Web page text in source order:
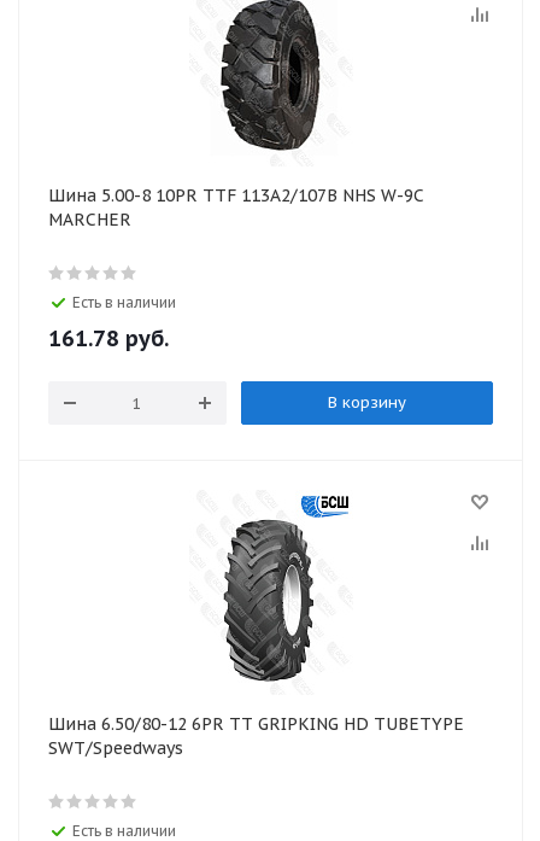
Шина 5.00-8 10PR TTF 113A2/107B NHS W-9C
MARCHER
Есть в наличии
161.78 руб.
В корзину
Шина 6.50/80-12 6PR TT GRIPKING HD TUBETYPE
SWT/Speedways
Есть в наличии